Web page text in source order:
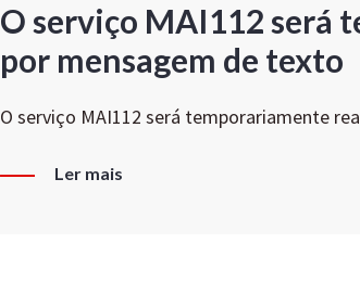
O serviço MAI112 será
por mensagem de texto
O serviço MAI112 será temporariamente
Ler mais